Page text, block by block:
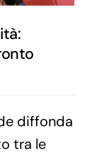
diffonda
tra le